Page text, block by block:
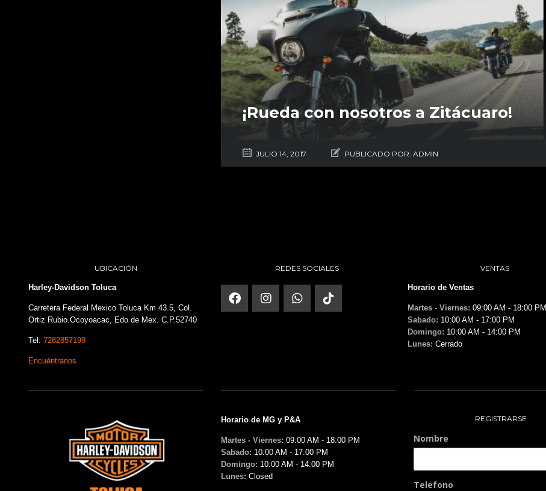
¡Rueda con nosotros a Zitácuaro!
JULIO 14, 2017 PUBLICADO POR: ADMIN
UBICACIÓN
Harley-Davidson Toluca
Carretera Federal Mexico Toluca Km 43.5, Col.
Ortiz Rubio.Ocoyoacac, Edo de Mex. C.P.52740
Tel: 7282857199
Encuéntranos
REDES SOCIALES VENTAS
Horario de Ventas
Martes - Viernes: 09:00 AM - 18:00 PM
Sabado: 10:00 AM - 17:00 PM
Domingo: 10:00 AM - 14:00 PM
Lunes: Cerrado
Horario de MG y P&A
Martes - Viernes: 09:00 AM - 18:00 PM
Sabado: 10:00 AM - 17:00 PM
Domingo: 10:00 AM - 14:00 PM
Lunes: Closed
REGISTRARSE
Nombre
Telefono